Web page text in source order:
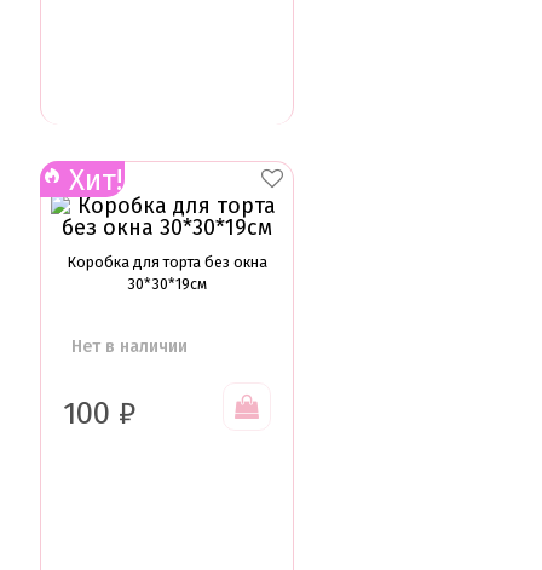
Хит!
Коробка для торта без окна
30*30*19см
Нет в наличии
100 ₽